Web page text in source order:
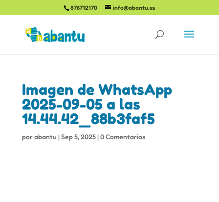
876712170 info@abantu.es
Imagen de WhatsApp
2025-09-05 a las
14.44.42_88b3faf5
porabantu |Sep 5, 2025|0 Comentarios